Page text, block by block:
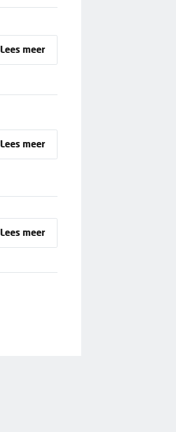
Lees meer
Lees meer
Lees meer